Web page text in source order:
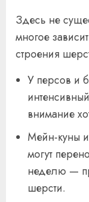
Здесь не
многое
строения
У персов и
внимание
Мейн-куны
могут
неделю —
шерсти.